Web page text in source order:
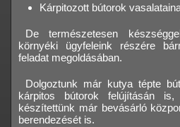
Kárpitozott bútorok
De természetesen
környéki ügyfeleink részére
feladat megoldásában.
Dolgoztunk már kutya tépte
kárpitos bútorok felújításán
készítettünk már bevásárló
berendezését is.